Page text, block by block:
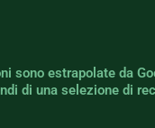
sono estrapolate da
di una selezione di